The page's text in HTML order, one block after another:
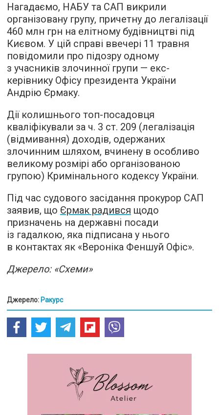
Нагадаємо, НАБУ та САП викрили
організовану групу, причетну до легалізації
460 млн грн на елітному будівництві під
Києвом. У цій справі ввечері 11 травня
повідомили про підозру одному
з учасників злочинної групи — екс-
керівнику Офісу президента України
Андрію Єрмаку.
Дії колишнього топ-посадовця
кваліфікували за ч. 3 ст. 209 (легалізація
(відмивання) доходів, одержаних
злочинним шляхом, вчинену в особливо
великому розмірі або організованою
групою) Кримінального кодексу України.
Під час судового засідання прокурор САП
заявив, що Єрмак радився щодо
призначень на державні посади
із гадалкою, яка підписана у нього
в контактах як «Вероніка Феншуй Офіс».
Джерело: «Схеми»
Джерело: Ракурс